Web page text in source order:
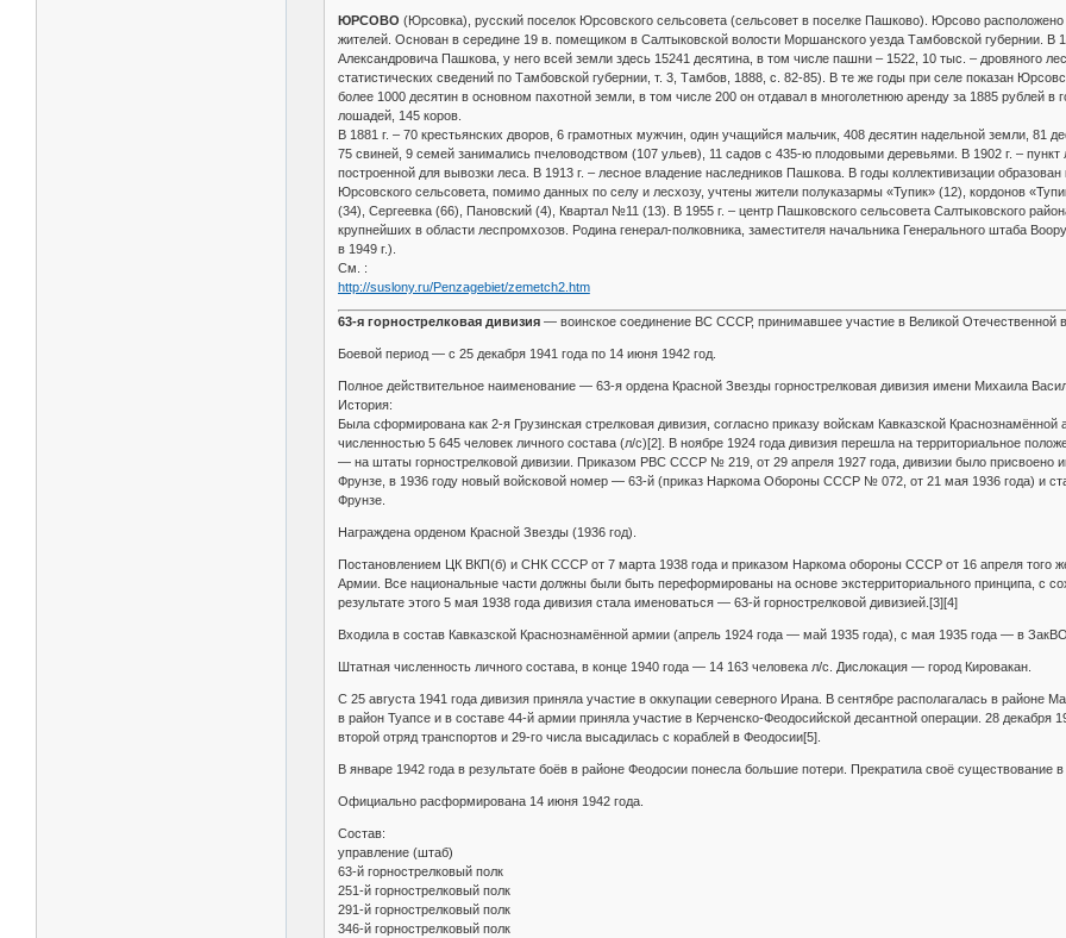
ЮРСОВО (Юрсовка), русский поселок Юрсовского сельсовета (сельсовет в поселке Пашково). Юрсово
жителей. Основан в середине 19 в. помещиком в Салтыковской волости Моршанского уезда Тамбовской губернии. В
Александровича Пашкова, у него всей земли здесь 15241 десятина, в том числе пашни – 1522, 10 тыс. – дровяного
статистических сведений по Тамбовской губернии, т. 3, Тамбов, 1888, с. 82-85). В те же годы при селе показан
более 1000 десятин в основном пахотной земли, в том числе 200 он отдавал в многолетнюю аренду за 1885 рублей в
лошадей, 145 коров.
В 1881 г. – 70 крестьянских дворов, 6 грамотных мужчин, один учащийся мальчик, 408 десятин надельной земли, 81
75 свиней, 9 семей занимались пчеловодством (107 ульев), 11 садов с 435-ю плодовыми деревьями. В 1902 г. – пункт
построенной для вывозки леса. В 1913 г. – лесное владение наследников Пашкова. В годы коллективизации
Юрсовского сельсовета, помимо данных по селу и лесхозу, учтены жители полуказармы «Тупик» (12), кордонов
(34), Сергеевка (66), Пановский (4), Квартал №11 (13). В 1955 г. – центр Пашковского сельсовета Салтыковского
крупнейших в области леспромхозов. Родина генерал-полковника, заместителя начальника Генерального штаба
в 1949 г.).
См. :
http://suslony.ru/Penzagebiet/zemetch2.htm
63-я горнострелковая дивизия— воинское соединение ВС СССР, принимавшее участие в Великой Отечественной
Боевой период — с 25 декабря 1941 года по 14 июня 1942 год.
Полное действительное наименование — 63-я ордена Красной Звезды горнострелковая дивизия имени Михаила
История:
Была сформирована как 2-я Грузинская стрелковая дивизия, согласно приказу войскам Кавказской
численностью 5 645 человек личного состава (л/с)[2]. В ноябре 1924 года дивизия перешла на территориальное
— на штаты горнострелковой дивизии. Приказом РВС СССР № 219, от 29 апреля 1927 года, дивизии было присвоено
Фрунзе, в 1936 году новый войсковой номер — 63-й (приказ Наркома Обороны СССР № 072, от 21 мая 1936 года) и
Фрунзе.
Награждена орденом Красной Звезды (1936 год).
Постановлением ЦК ВКП(б) и СНК СССР от 7 марта 1938 года и приказом Наркома обороны СССР от 16 апреля того
Армии. Все национальные части должны были быть переформированы на основе экстерриториального принципа, с
результате этого 5 мая 1938 года дивизия стала именоваться — 63-й горнострелковой дивизией.[3][4]
Входила в состав Кавказской Краснознамённой армии (апрель 1924 года — май 1935 года), с мая 1935 года — в ЗакВО.
Штатная численность личного состава, в конце 1940 года — 14 163 человека л/с. Дислокация — город Кировакан.
С 25 августа 1941 года дивизия приняла участие в оккупации северного Ирана. В сентябре располагалась в районе
в район Туапсе и в составе 44-й армии приняла участие в Керченско-Феодосийской десантной операции. 28 декабря
второй отряд транспортов и 29-го числа высадилась с кораблей в Феодосии[5].
В январе 1942 года в результате боёв в районе Феодосии понесла большие потери. Прекратила своё существование
Официально расформирована 14 июня 1942 года.
Состав:
управление (штаб)
63-й горнострелковый полк
251-й горнострелковый полк
291-й горнострелковый полк
346-й горнострелковый полк